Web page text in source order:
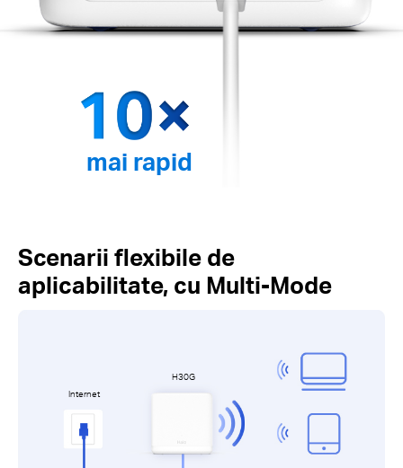
mai rapid
Scenarii flexibile de
aplicabilitate, cu Multi-Mode
Internet
H30G